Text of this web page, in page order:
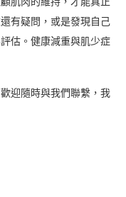
有疑問，或是發現自己
估。健康減重與肌少症
迎隨時與我們聯繫，我